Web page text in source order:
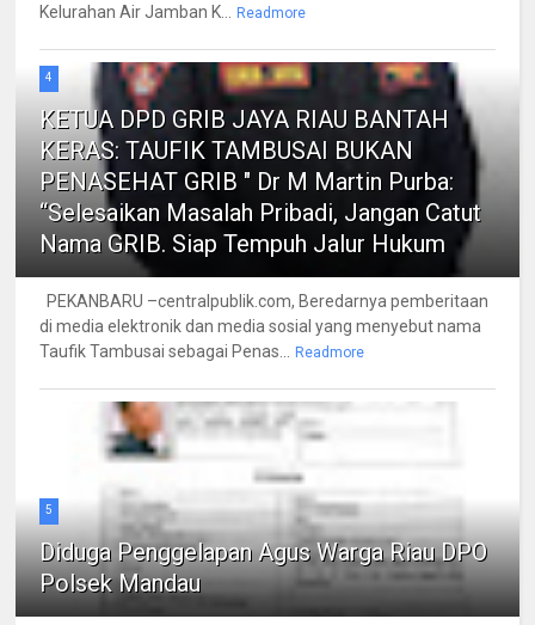
Kelurahan Air Jamban K...
Readmore
4
KETUA DPD GRIB JAYA RIAU BANTAH
KERAS: TAUFIK TAMBUSAI BUKAN
PENASEHAT GRIB " Dr M Martin Purba:
“Selesaikan Masalah Pribadi, Jangan Catut
Nama GRIB. Siap Tempuh Jalur Hukum
PEKANBARU –centralpublik.com, Beredarnya pemberitaan
di media elektronik dan media sosial yang menyebut nama
Taufik Tambusai sebagai Penas...
Readmore
5
Diduga Penggelapan Agus Warga Riau DPO
Polsek Mandau